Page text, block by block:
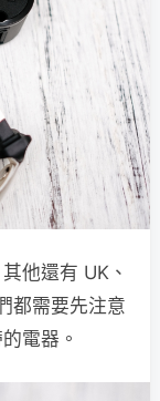
他還有 UK、
都需要先注意
電器。